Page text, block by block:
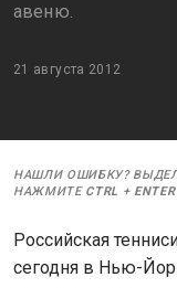
авеню.
21 августа 2012
НАШЛИ ОШИБКУ?
НАЖМИТЕ CTRL + ENTER
Российская
сегодня в Нью-